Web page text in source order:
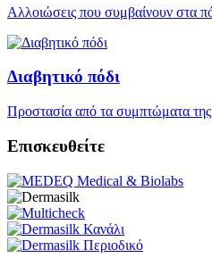
Αλλοιώσεις που συμβαίνουν στα
Διαβητικό πόδι
Προστασία από τα συμπτώματα
Επισκευθείτε